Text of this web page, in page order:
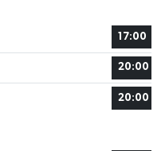
17:00
20:00
20:00